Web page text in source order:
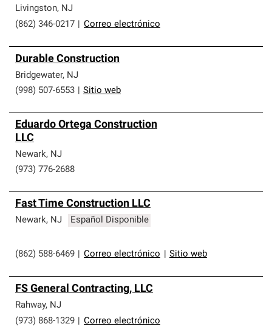
Livingston, NJ
(862) 346-0217
Correo electrónico
Durable Construction
Bridgewater, NJ
(998) 507-6553
Sitio web
Eduardo Ortega Construction
LLC
Newark, NJ
(973) 776-2688
Fast Time Construction LLC
Newark, NJ Español Disponible
(862) 588-6469 Correo electrónico Sitio web
FS General Contracting, LLC
Rahway, NJ
(973) 868-1329
Correo electrónico